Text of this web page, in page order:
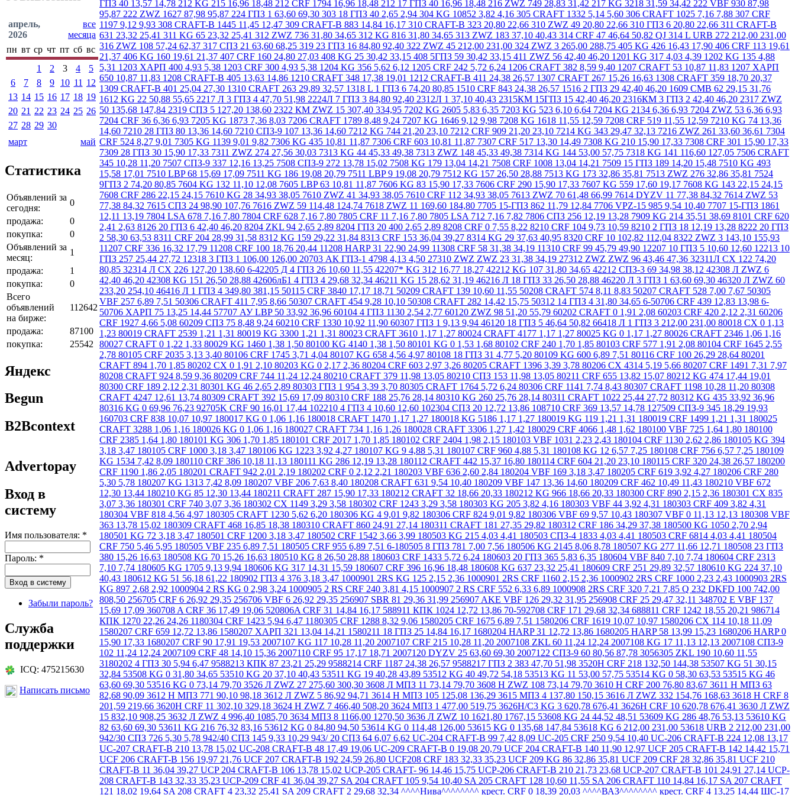
апрель,
2026
все
месяца
пн вт ср чт пт сб вс
1
2 3 4
5
6
7 8 9 10 11 12
13 14 15 16 17 18 19
20 21 22 23 24 25 26
27 28 29 30
март
май
Статистика
Объявлений за
сегодня:
0
продажа:
0
покупка:
0
Объявлений за
месяц:
1
продажа:
1
покупка:
0
Всего
объявлений
на бирже:
112642
продажа:
87100
покупка:
25542
Яндекс
Begun
B2Bcontext
Advertopay
Вход в
систему
Имя пользователя: *
Пароль: *
Забыли пароль?
Служба
поддержки
ICQ: 475215630
Написать письмо